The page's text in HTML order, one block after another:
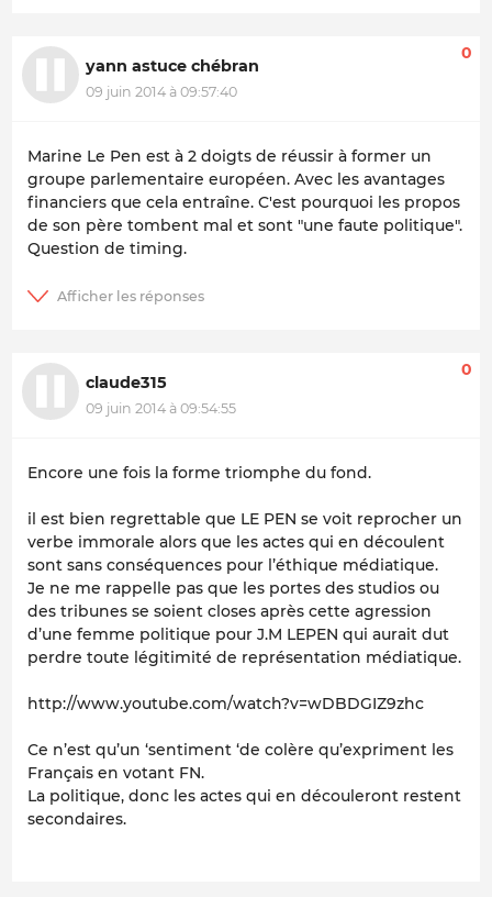
yann astuce chébran
09 juin 2014 à 09:57:40
0
Marine Le Pen est à 2 doigts de réussir à former un
groupe parlementaire européen. Avec les avantages
financiers que cela entraîne. C'est pourquoi les propos
de son père tombent mal et sont "une faute politique".
Question de timing.
claude315
09 juin 2014 à 09:54:55
0
Encore une fois la forme triomphe du fond.
il est bien regrettable que LE PEN se voit reprocher un
verbe immorale alors que les actes qui en découlent
sont sans conséquences pour l’éthique médiatique.
Je ne me rappelle pas que les portes des studios ou
des tribunes se soient closes après cette agression
d’une femme politique pour J.M LEPEN qui aurait dut
perdre toute légitimité de représentation médiatique.
http://www.youtube.com/watch?v=wDBDGIZ9zhc
Ce n’est qu’un ‘sentiment ‘de colère qu’expriment les
Français en votant FN.
La politique, donc les actes qui en découleront restent
secondaires.